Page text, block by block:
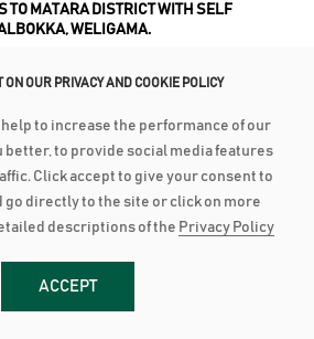
TO MATARA DISTRICT WITH SELF
WELIGAMA.
expanded its people-friendly
Centre in Galbokka, Weligama,
in the Bank’s commitment to
Self-Banking...
ON OUR PRIVACY AND COOKIE POLICY
to increase the performance of our
better, to provide social media features
Click accept to give your consent to
go directly to the site or click on more
descriptions of the Privacy Policy
ACCEPT